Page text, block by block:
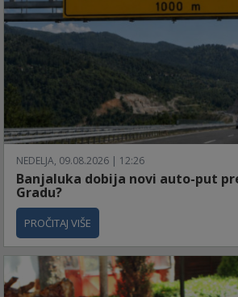
NEDELJA, 09.08.2026 | 12:26
Banjaluka dobija novi auto-put
Gradu?
PROČITAJ VIŠE